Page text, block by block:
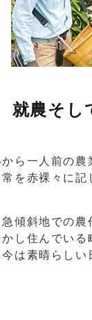
就農そし
ら一人前の農
を赤裸々に記
傾斜地での農
し住んでいる
は素晴らしい